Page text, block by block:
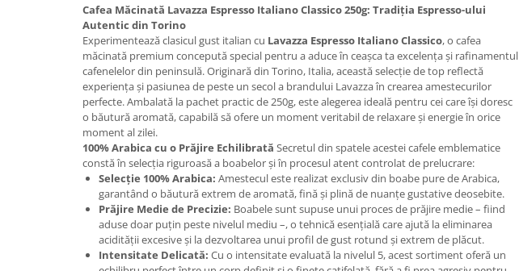
Piese schimb espressoare
Accesorii si intretinere
Cafea Măcinată Lavazza Espresso Italiano Classico 250g: Tradiția Espresso-ului
Autentic din Torino
Experimentează clasicul gust italian cu Lavazza Espresso Italiano Classico, o cafea
măcinată premium concepută special pentru a aduce în ceașca ta excelența și rafinamentul
cafenelelor din peninsulă. Originară din Torino, Italia, această selecție de top reflectă
experiența și pasiunea de peste un secol a brandului Lavazza în crearea amestecurilor
perfecte. Ambalată la pachet practic de 250g, este alegerea ideală pentru cei care își doresc
o băutură aromată, capabilă să ofere un moment veritabil de relaxare și energie în orice
moment al zilei.
100% Arabica cu o Prăjire Echilibrată Secretul din spatele acestei cafele emblematice
constă în selecția riguroasă a boabelor și în procesul atent controlat de prelucrare:
Selecție 100% Arabica: Amestecul este realizat exclusiv din boabe pure de Arabica,
garantând o băutură extrem de aromată, fină și plină de nuanțe gustative deosebite.
Prăjire Medie de Precizie: Boabele sunt supuse unui proces de prăjire medie – fiind
aduse doar puțin peste nivelul mediu –, o tehnică esențială care ajută la eliminarea
acidității excesive și la dezvoltarea unui profil de gust rotund și extrem de plăcut.
Intensitate Delicată: Cu o intensitate evaluată la nivelul 5, acest sortiment oferă un